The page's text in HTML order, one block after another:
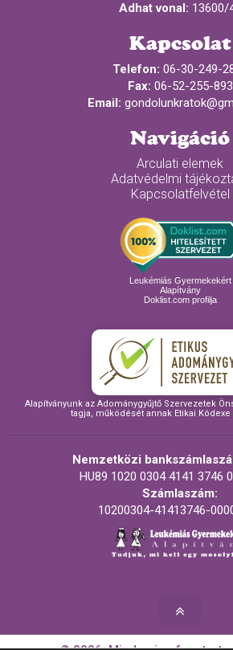
Adhat vonal: 13600/
Kapcsolat
Telefon: 06-30-249-
Fax: 06-52-255-893
Email:
Navigáció
Arculati elemek
Adatvédelmi
Kapcsolatfelvétel
Leukémiás Gyermekekért
Alapítvány
Doklist.com profilja
Alapítványunk az Adománygyűjtő Szervezetek
tagja, működését annak Etikai
Nemzetközi
HU89 1020 0304 4141 3746
Számlaszám:
10200304-41413746-